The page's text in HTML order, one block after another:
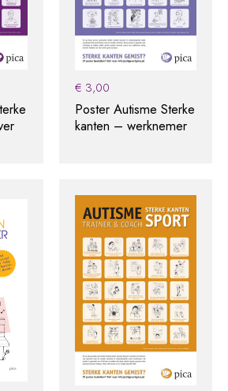
€ 3,00
Poster Autisme Sterke
kanten – werknemer